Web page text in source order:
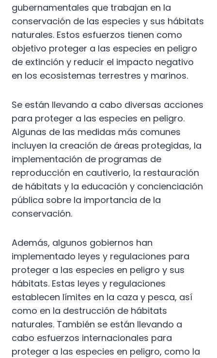
gubernamentales que trabajan en la
conservación de las especies y sus hábitats
naturales. Estos esfuerzos tienen como
objetivo proteger a las especies en peligro
de extinción y reducir el impacto negativo
en los ecosistemas terrestres y marinos.
Se están llevando a cabo diversas acciones
para proteger a las especies en peligro.
Algunas de las medidas más comunes
incluyen la creación de áreas protegidas, la
implementación de programas de
reproducción en cautiverio, la restauración
de hábitats y la educación y concienciación
pública sobre la importancia de la
conservación.
Además, algunos gobiernos han
implementado leyes y regulaciones para
proteger a las especies en peligro y sus
hábitats. Estas leyes y regulaciones
establecen límites en la caza y pesca, así
como en la destrucción de hábitats
naturales. También se están llevando a
cabo esfuerzos internacionales para
proteger a las especies en peligro, como la